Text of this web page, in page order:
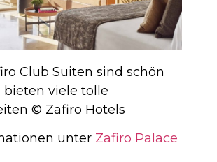
Club Suiten sind schön
viele tolle
© Zafiro Hotels
unter Zafiro Palace